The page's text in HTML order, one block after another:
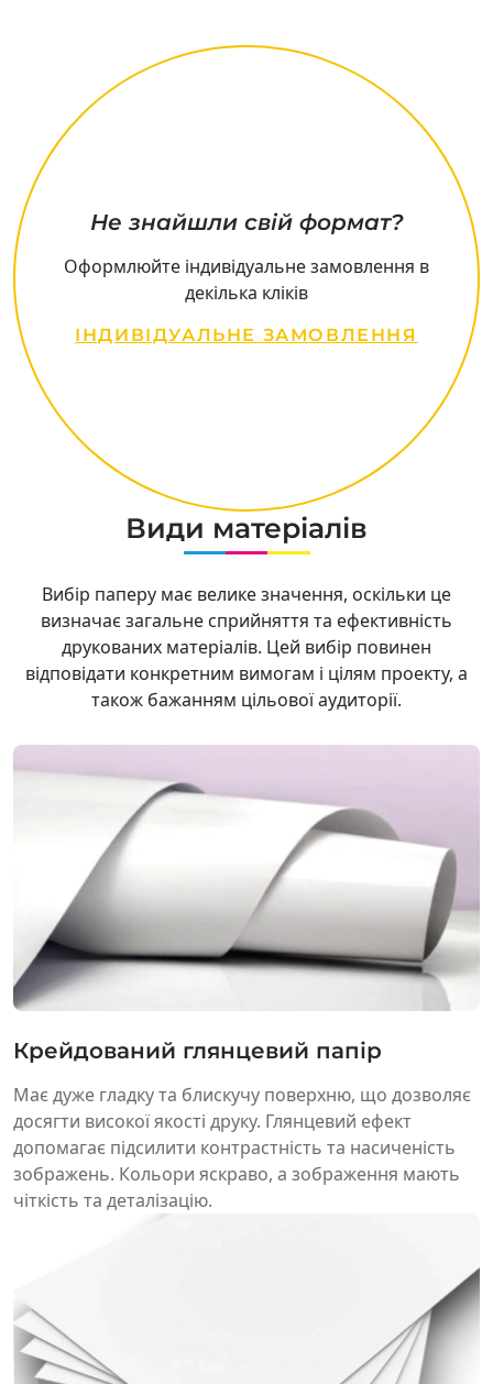
Не знайшли свій формат?
Оформлюйте індивідуальне замовлення в
декілька кліків
ІНДИВІДУАЛЬНЕ ЗАМОВЛЕННЯ
Види матеріалів
Вибір паперу має велике значення, оскільки це
визначає загальне сприйняття та ефективність
друкованих матеріалів. Цей вибір повинен
відповідати конкретним вимогам і цілям проекту, а
також бажанням цільової аудиторії.
Крейдований глянцевий папір
Має дуже гладку та блискучу поверхню, що дозволяє
досягти високої якості друку. Глянцевий ефект
допомагає підсилити контрастність та насиченість
зображень. Кольори яскраво, а зображення мають
чіткість та деталізацію.
Додаткові оздоблювальні технології надають
друкованим виробам ефектності та унікальності або
роблять їх використання більш зручним.